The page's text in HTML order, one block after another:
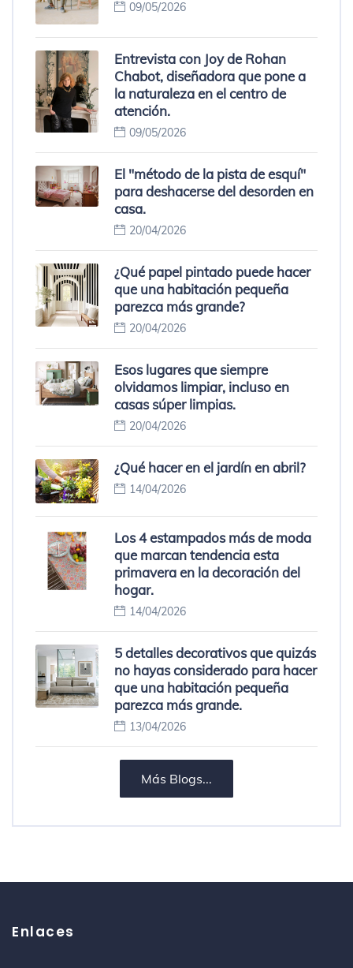
09/05/2026
Entrevista con Joy de Rohan
Chabot, diseñadora que pone a
la naturaleza en el centro de
atención.
09/05/2026
El "método de la pista de esquí"
para deshacerse del desorden en
casa.
20/04/2026
¿Qué papel pintado puede hacer
que una habitación pequeña
parezca más grande?
20/04/2026
Esos lugares que siempre
olvidamos limpiar, incluso en
casas súper limpias.
20/04/2026
¿Qué hacer en el jardín en abril?
14/04/2026
Los 4 estampados más de moda
que marcan tendencia esta
primavera en la decoración del
hogar.
14/04/2026
5 detalles decorativos que quizás
no hayas considerado para hacer
que una habitación pequeña
parezca más grande.
13/04/2026
Más Blogs...
Enlaces